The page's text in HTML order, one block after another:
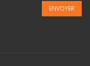
ENVOYER